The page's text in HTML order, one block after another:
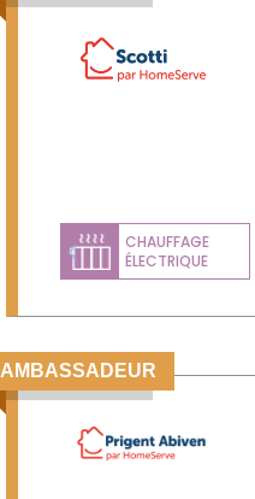
CHAUFFAGE
ÉLECTRIQUE
Previous
AMBASSADEUR